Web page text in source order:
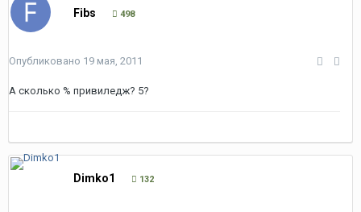
Fibs 498
Опубликовано 19 мая, 2011
А сколько % привиледж? 5?
Dimko1 132